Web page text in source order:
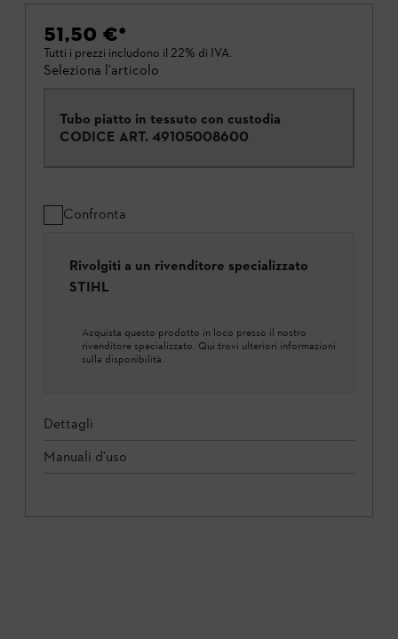
51,50 €*
Tutti i prezzi includono il 22% di IVA.
Seleziona l'articolo
Tubo piatto in tessuto con custodia
CODICE ART. 49105008600
Confronta
Rivolgiti a un rivenditore specializzato
STIHL
Acquista questo prodotto in loco presso il nostro
rivenditore specializzato. Qui trovi ulteriori informazioni
sulla disponibilità.
Dettagli
Manuali d'uso